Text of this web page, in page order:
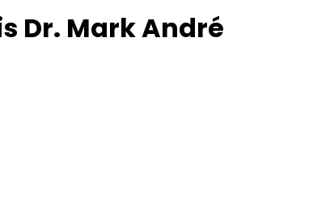
Dr. Mark André